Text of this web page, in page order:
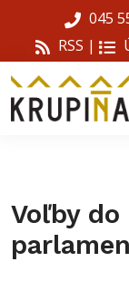
045
RSS |
Voľby do